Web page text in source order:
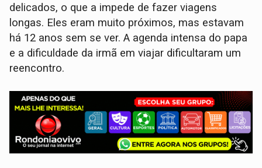
delicados, o que a impede de fazer viagens
longas. Eles eram muito próximos, mas estavam
há 12 anos sem se ver. A agenda intensa do papa
e a dificuldade da irmã em viajar dificultaram um
reencontro.